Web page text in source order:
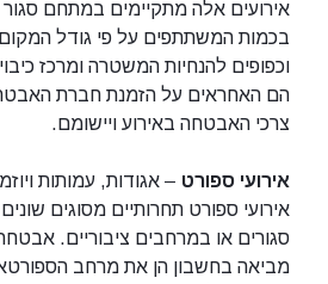
אירועים אלה מתקיימים במתחם סגור
בכמות המשתתפים על פי גודל המקום
וכפופים להנחיות המשטרה ומרכז
הם האחראים על הזמנת חברת
צרכי האבטחה באירוע ויישומם.
אירועי ספורט – אגודות, עמותות
אירועי ספורט תחרותיים מסוגים
סגורים או במרחבים ציבוריים.
מביאה בחשבון הן את מרחב